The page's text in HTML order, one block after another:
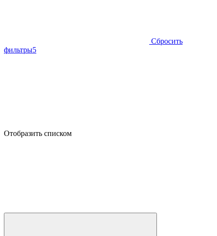
Сбросить
фильтры5
Отобразить списком